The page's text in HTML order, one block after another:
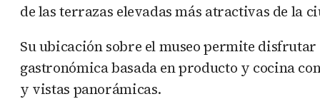
de las terrazas elevadas más atractivas de la
Su ubicación sobre el museo permite
gastronómica basada en producto y cocina
y vistas panorámicas.